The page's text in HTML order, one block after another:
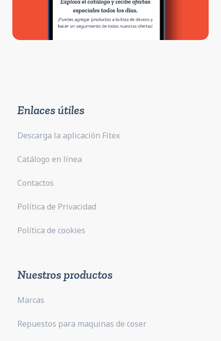
Enlaces útiles
Descarga la aplicación Fitex
Catálogo en línea
Contactos
Política de Privacidad
Política de cookies
Nuestros productos
Marcas
Repuestos para maquinas de coser